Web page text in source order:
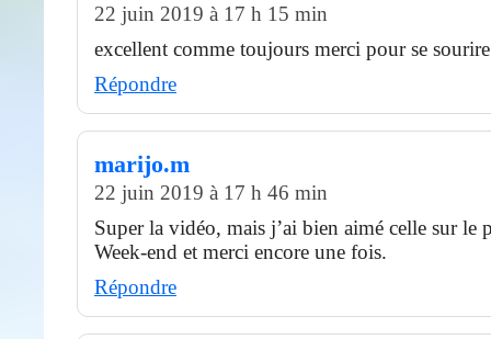
22 juin 2019 à 17 h 15 min
excellent comme toujours merci pour se sourire
Répondre
marijo.m
22 juin 2019 à 17 h 46 min
Super la vidéo, mais j’ai bien aimé celle sur le
Week-end et merci encore une fois.
Répondre